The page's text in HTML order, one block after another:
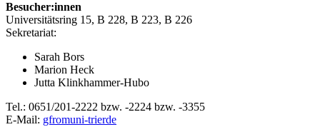
Besucher:innen
Universitätsring 15, B 228, B 223, B 226
Sekretariat:
Sarah Bors
Marion Heck
Jutta Klinkhammer-Hubo
Tel.: 0651/201-2222 bzw. -2224 bzw. -3355
E-Mail: gfromuni-trierde